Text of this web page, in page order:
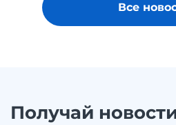
Все
Получай